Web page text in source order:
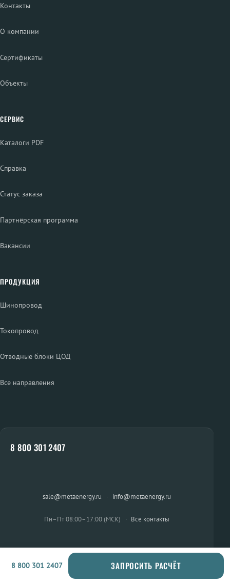
Контакты
О компании
Сертификаты
Объекты
СЕРВИС
Каталоги PDF
Справка
Статус заказа
Партнёрская программа
Вакансии
ПРОДУКЦИЯ
Шинопровод
Токопровод
Отводные блоки ЦОД
Все направления
8 800 301 2407
sale@metaenergy.ru · info@metaenergy.ru
Пн–Пт 08:00–17:00 (МСК) · Все контакты
ОСТАЛИСЬ ВОПРОСЫ?
8 800 301 2407 ЗАПРОСИТЬ РАСЧЁТ